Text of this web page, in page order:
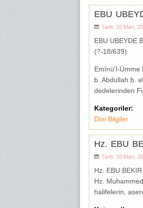
EBU
Tarih: 10 Mart,
EBU UBEYDE
(?-18/639)
Emînü'l-Ümme
b. Abdullah b.
dedelerinden
Kategoriler:
Dini Bilgiler
Hz. EBU
Tarih: 10 Mart,
Hz. EBU
Hz.
halifelerin,